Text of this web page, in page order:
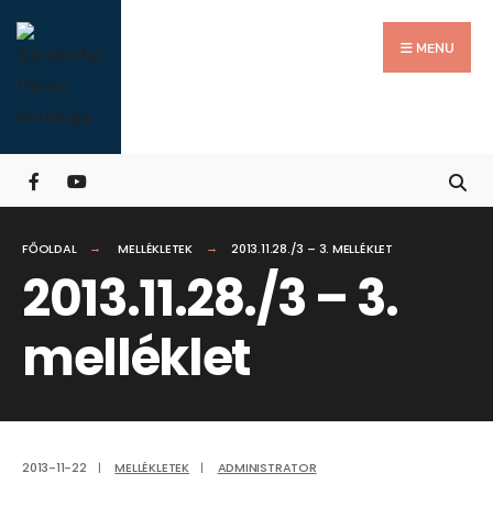
Skip
to
content
MENU
FŐOLDAL MELLÉKLETEK 2013.11.28./3 – 3. MELLÉKLET
2013.11.28./3 – 3.
melléklet
2013-11-22 | MELLÉKLETEK | ADMINISTRATOR
for:
Close